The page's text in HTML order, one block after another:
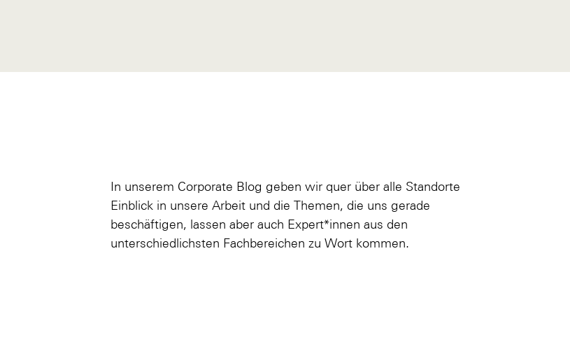
In unserem Corporate Blog geben wir quer über alle Standorte
Einblick in unsere Arbeit und die Themen, die uns gerade
beschäftigen, lassen aber auch Expert*innen aus den
unterschiedlichsten Fachbereichen zu Wort kommen.